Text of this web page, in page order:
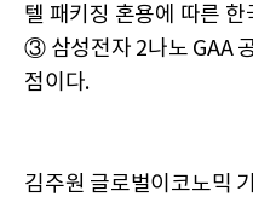
텔 패키징 혼용에 따른
③ 삼성전자 2나노 GAA
점이다.
김주원 글로벌이코노믹